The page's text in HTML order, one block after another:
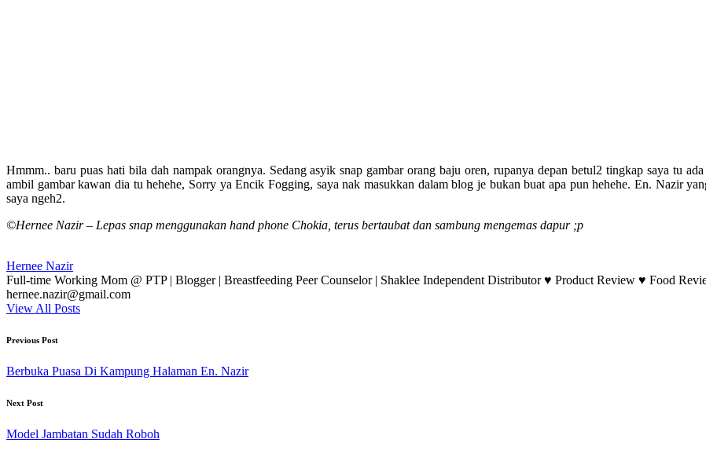
Hmmm.. baru puas hati bila dah nampak orangnya. Sedang asyik snap gambar orang baju oren, rupanya depan betul2 tingkap saya tu
ambil gambar kawan dia tu hehehe, Sorry ya Encik Fogging, saya nak masukkan dalam blog je bukan buat apa pun hehehe. En. Nazir
saya ngeh2.
©Hernee Nazir – Lepas snap menggunakan hand phone Chokia, terus bertaubat dan sambung mengemas dapur ;p
Hernee Nazir
Full-time Working Mom @ PTP | Blogger | Breastfeeding Peer Counselor | Shaklee Independent Distributor ♥ Product Review ♥ Food
hernee.nazir@gmail.com
View All Posts
Post
navigation
Previous Post
Berbuka Puasa Di Kampung Halaman En. Nazir
Next Post
Model Jambatan Sudah Roboh